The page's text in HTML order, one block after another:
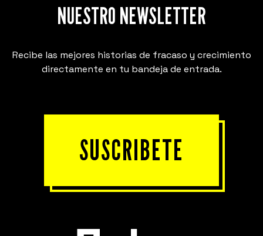
NUESTRO NEWSLETTER
Recibe las mejores historias de fracaso y crecimiento
directamente en tu bandeja de entrada.
SUSCRIBETE